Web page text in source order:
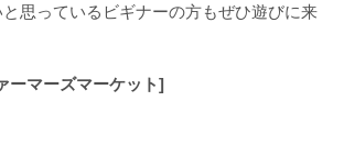
思っているビギナーの方もぜひ遊びに来
ーマーズマーケット]